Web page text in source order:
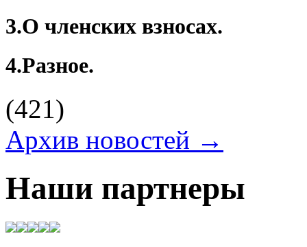
3.О членских взносах.
4.Разное.
(421)
Архив новостей →
Наши партнеры